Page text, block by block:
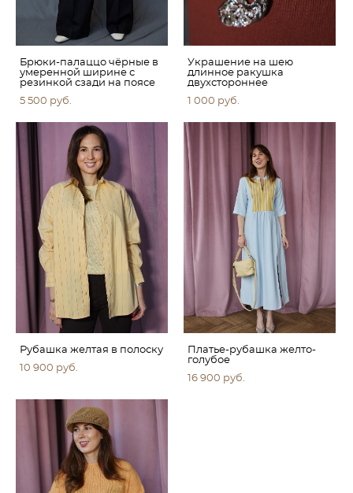
Брюки-палаццо чёрные в
умеренной ширине с
резинкой сзади на поясе
5 500 pуб.
Украшение на шею
длинное ракушка
двухстороннее
1 000 pуб.
Рубашка желтая в полоску
10 900 pуб.
Платье-рубашка желто-
голубое
16 900 pуб.